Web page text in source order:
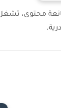
محتوى، تشغل